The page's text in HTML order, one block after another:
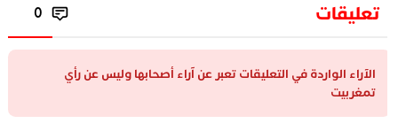
تعليقات 0
الآراء الواردة في التعليقات تعبر عن آراء أصحابها وليس عن رأي
تمغربيت